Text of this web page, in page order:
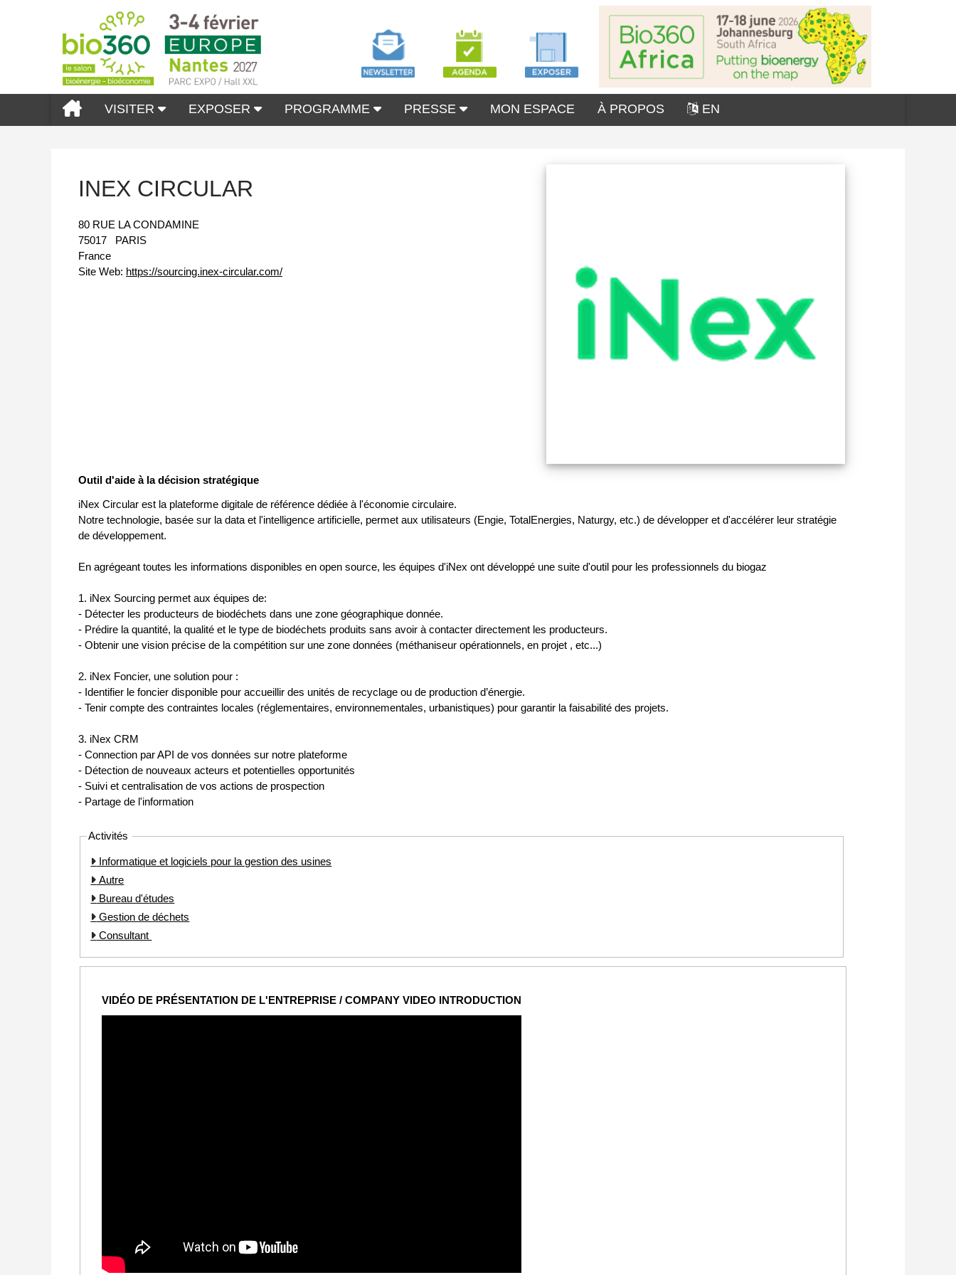
VISITER EXPOSER PROGRAMME PRESSE MON ESPACE À PROPOS EN
INEX CIRCULAR
80 RUE LA CONDAMINE
75017
PARIS
France
Site Web: https://sourcing.inex-circular.com/
Outil d'aide à la décision stratégique
iNex Circular est la plateforme digitale de référence dédiée à l'économie circulaire.
Notre technologie, basée sur la data et l'intelligence artificielle, permet aux utilisateurs (Engie, TotalEnergies, Naturgy, etc.) de développer et d'accélérer leur stratégie
de développement.
En agrégeant toutes les informations disponibles en open source, les équipes d'iNex ont développé une suite d'outil pour les professionnels du biogaz
1. iNex Sourcing permet aux équipes de:
- Détecter les producteurs de biodéchets dans une zone géographique donnée.
- Prédire la quantité, la qualité et le type de biodéchets produits sans avoir à contacter directement les producteurs.
- Obtenir une vision précise de la compétition sur une zone données (méthaniseur opérationnels, en projet , etc...)
2. iNex Foncier, une solution pour :
- Identifier le foncier disponible pour accueillir des unités de recyclage ou de production d’énergie.
- Tenir compte des contraintes locales (réglementaires, environnementales, urbanistiques) pour garantir la faisabilité des projets.
3. iNex CRM
- Connection par API de vos données sur notre plateforme
- Détection de nouveaux acteurs et potentielles opportunités
- Suivi et centralisation de vos actions de prospection
- Partage de l'information
Activités
Informatique et logiciels pour la gestion des usines
Autre
Bureau d'études
Gestion de déchets
Consultant
VIDÉO DE PRÉSENTATION DE L'ENTREPRISE / COMPANY VIDEO INTRODUCTION